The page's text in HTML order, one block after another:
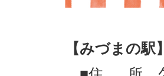
【みづまの駅